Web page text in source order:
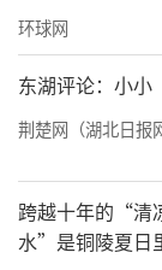
环球网
东湖评论：小
荆楚网（湖北日报
跨越十年的“
水”是铜陵夏日